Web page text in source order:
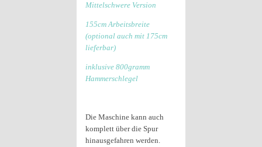
Mittelschwere Version
155cm Arbeitsbreite
(optional auch mit 175cm
lieferbar)
inklusive 800gramm
Hammerschlegel
Die Maschine kann auch
komplett über die Spur
hinausgefahren werden.